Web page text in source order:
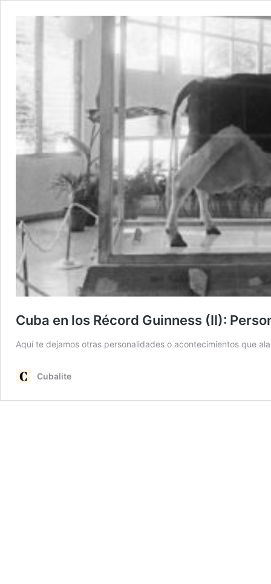
Cuba en los Récord Guinness (II):
Aquí te dejamos otras personalidades o acontecimientos que
Cubalite